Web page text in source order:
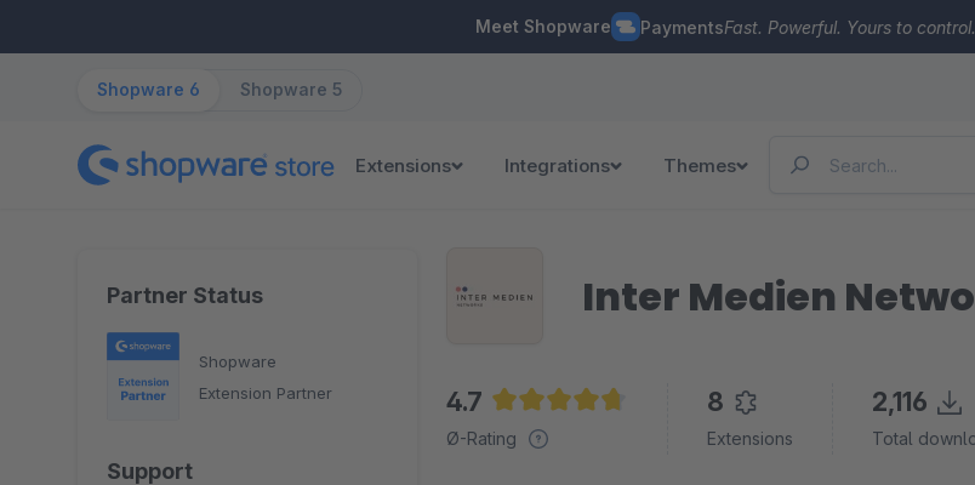
Meet Shopware PaymentsFast. Powerful. Yours to control.
Shopware 6 Shopware 5
Extensions Integrations Themes
Partner Status
Shopware
Extension Partner
Support
Inter Medien
4.7
Average rating of 4.7 out of 5 stars
Ø-Rating
8
Extensions
2,116
Total